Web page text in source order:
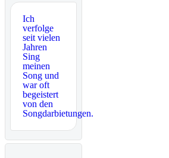
Ich
verfolge
seit vielen
Jahren
Sing
meinen
Song und
war oft
begeistert
von den
Songdarbietungen.